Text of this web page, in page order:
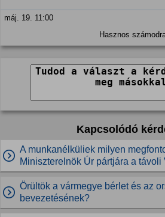
máj. 19. 11:00
Hasznos
Kapcsolódó
A munkanélküliek milyen
Miniszterelnök Úr pártjára a
Örültök a vármegye bérlet és az
bevezetésének?